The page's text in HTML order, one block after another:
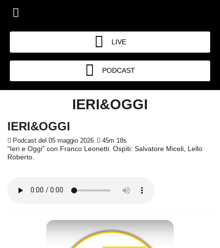
LIVE
PODCAST
IERI&OGGI
IERI&OGGI
Podcast del 05 maggio 2026 45m 18s
"Ieri e Oggi" con Franco Leonetti. Ospiti: Salvatore Miceli, Lello
Roberto.